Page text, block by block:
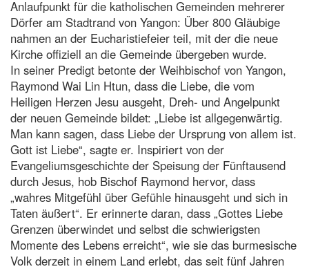
Anlaufpunkt für die katholischen Gemeinden mehrerer
Dörfer am Stadtrand von Yangon: Über 800 Gläubige
nahmen an der Eucharistiefeier teil, mit der die neue
Kirche offiziell an die Gemeinde übergeben wurde.
In seiner Predigt betonte der Weihbischof von Yangon,
Raymond Wai Lin Htun, dass die Liebe, die vom
Heiligen Herzen Jesu ausgeht, Dreh- und Angelpunkt
der neuen Gemeinde bildet: „Liebe ist allgegenwärtig.
Man kann sagen, dass Liebe der Ursprung von allem ist.
Gott ist Liebe“, sagte er. Inspiriert von der
Evangeliumsgeschichte der Speisung der Fünftausend
durch Jesus, hob Bischof Raymond hervor, dass
„wahres Mitgefühl über Gefühle hinausgeht und sich in
Taten äußert“. Er erinnerte daran, dass „Gottes Liebe
Grenzen überwindet und selbst die schwierigsten
Momente des Lebens erreicht“, wie sie das burmesische
Volk derzeit in einem Land erlebt, das seit fünf Jahren